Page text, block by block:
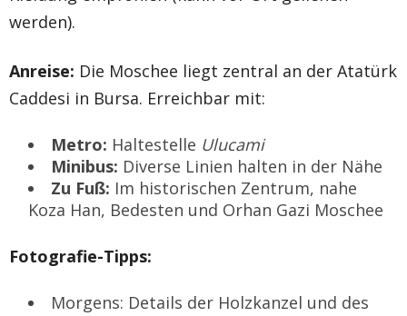
werden).
Anreise: Die Moschee liegt zentral an der Atatürk
Caddesi in Bursa. Erreichbar mit:
Metro: Haltestelle Ulucami
Minibus: Diverse Linien halten in der Nähe
Zu Fuß: Im historischen Zentrum, nahe
Koza Han, Bedesten und Orhan Gazi Moschee
Fotografie-Tipps:
Morgens: Details der Holzkanzel und des